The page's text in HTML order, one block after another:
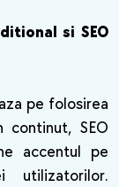
si SEO
pe folosirea
SEO
accentul pe
utilizatorilor.